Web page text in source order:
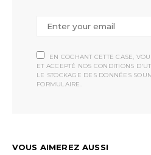
EN COCHANT CETTE CASE,
ET ACCEPTÉ NOS CONDITIONS
LE STOCKAGE DES DONNÉES
FORMULAIRE.
VOUS AIMEREZ AUSSI